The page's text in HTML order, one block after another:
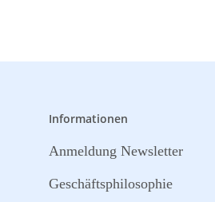
Informationen
Anmeldung Newsletter
Geschäftsphilosophie